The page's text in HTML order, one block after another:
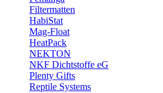
Filtermatten
HabiStat
Mag-Float
HeatPack
NEKTON
NKF Dichtstoffe eG
Plenty Gifts
Reptile Systems